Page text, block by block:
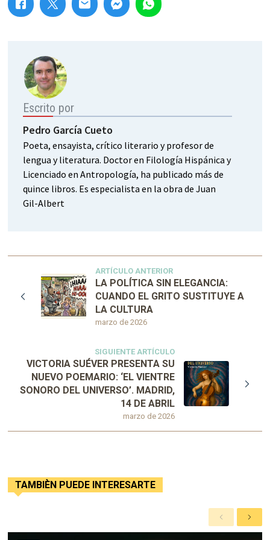
Escrito por
Pedro García Cueto
Poeta, ensayista, crítico literario y profesor de
lengua y literatura. Doctor en Filología Hispánica y
Licenciado en Antropología, ha publicado más de
quince libros. Es especialista en la obra de Juan
Gil-Albert
ARTÍCULO ANTERIOR
marzo de 2026
LA POLÍTICA SIN ELEGANCIA:
CUANDO EL GRITO SUSTITUYE A
LA CULTURA
SIGUIENTE ARTÍCULO
marzo de 2026
VICTORIA SUÉVER PRESENTA SU
NUEVO POEMARIO: ‘EL VIENTRE
SONORO DEL UNIVERSO’. MADRID,
14 DE ABRIL
TAMBIÈN PUEDE INTERESARTE
A
n
S
i